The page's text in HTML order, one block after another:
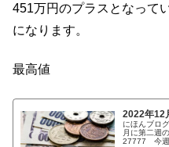
451万円のプラスとなって
になります。
最高値
2022年12
にほんブロ
月に第二週の資産
27777 今週